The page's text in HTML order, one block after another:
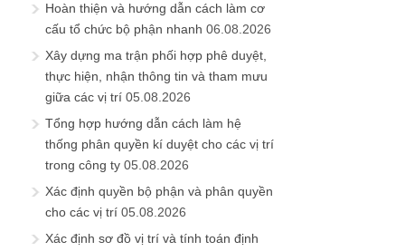
Hoàn thiện và hướng dẫn cách làm cơ
cấu tổ chức bộ phận nhanh 06.08.2026
Xây dựng ma trận phối hợp phê duyệt,
thực hiện, nhận thông tin và tham mưu
giữa các vị trí 05.08.2026
Tổng hợp hướng dẫn cách làm hệ
thống phân quyền kí duyệt cho các vị trí
trong công ty 05.08.2026
Xác định quyền bộ phận và phân quyền
cho các vị trí 05.08.2026
Xác định sơ đồ vị trí và tính toán định